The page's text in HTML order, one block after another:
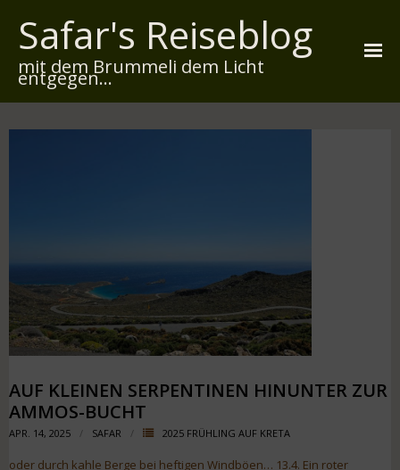
Safar's Reiseblog
mit dem Brummeli dem Licht
entgegen...
Impressum
Datenschutz
AUF KLEINEN SERPENTINEN HINUNTER ZUR
AMMOS-BUCHT
APR. 14, 2025 SAFAR 2025 FRÜHLING AUF KRETA
oder durch kahle Berge bei heftigen Windböen… 13.4. Ein roter